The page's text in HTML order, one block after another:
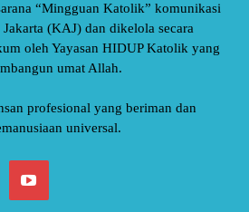
“Mingguan Katolik” komunikasi
(KAJ) dan dikelola secara
oleh Yayasan HIDUP Katolik yang
umat Allah.
profesional yang beriman dan
universal.